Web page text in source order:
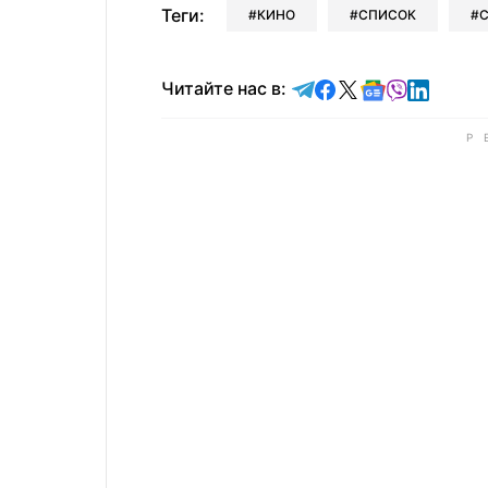
Теги: КИНО СПИСОК
Читайте нас в: Читайте в Telegram
Читайте в
Читайте в X
Читайте в
Читайте